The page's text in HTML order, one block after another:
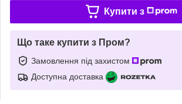
Купити з
Що таке купити з Пром?
Замовлення під захистом
Доступна доставка